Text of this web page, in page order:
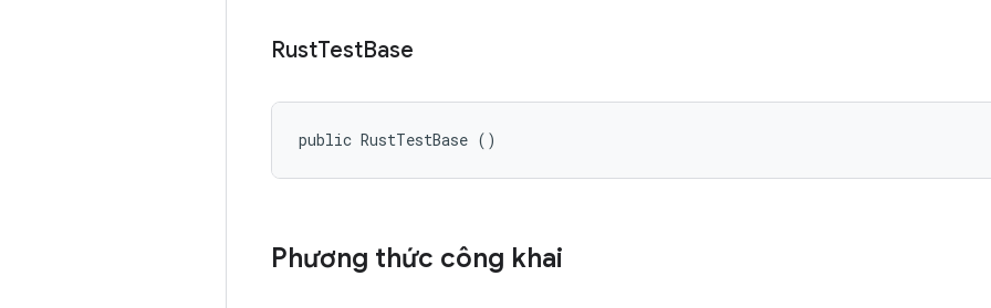
RustTestBase
public RustTestBase ()
Phương thức công khai